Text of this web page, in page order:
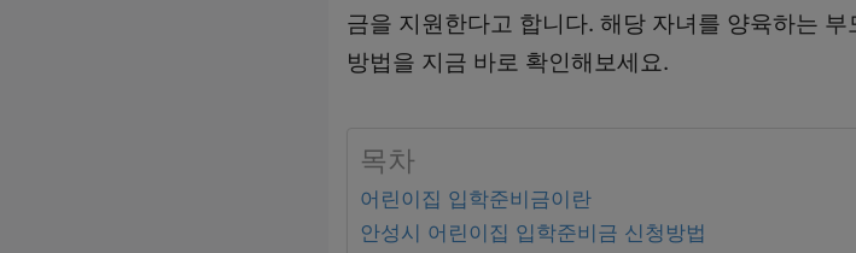
금을 지원한다고 합니다. 해당 자녀를 양육하는
방법을 지금 바로 확인해보세요.
목차
어린이집 입학준비금이란
안성시 어린이집 입학준비금 신청방법